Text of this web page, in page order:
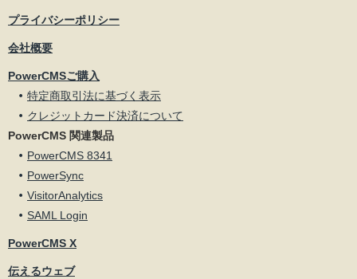
プライバシーポリシー
会社概要
PowerCMSご購入
特定商取引法に基づく表示
クレジットカード決済について
PowerCMS 関連製品
PowerCMS 8341
PowerSync
VisitorAnalytics
SAML Login
PowerCMS X
伝えるウェブ